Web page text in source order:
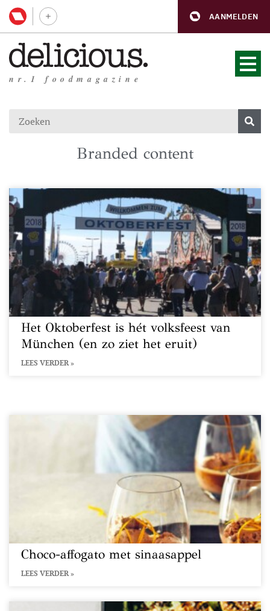
AANMELDEN
nr.1 foodmagazine
Branded content
Het Oktoberfest is hét volksfeest van
München (en zo ziet het eruit)
LEES VERDER »
Choco-affogato met sinaasappel
LEES VERDER »